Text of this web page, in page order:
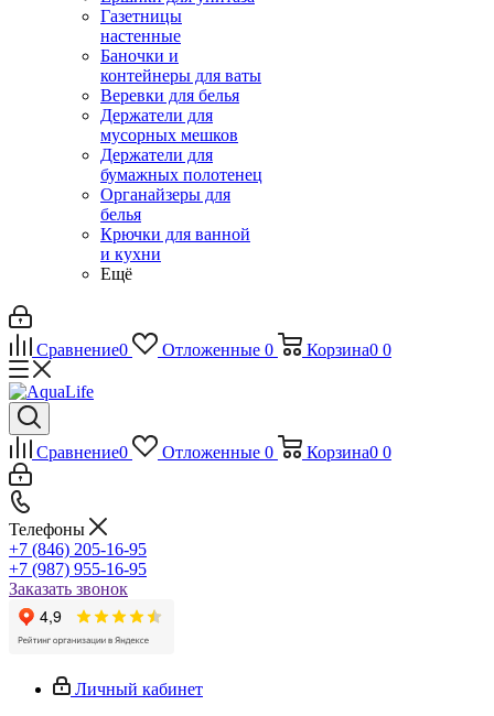
Газетницы
настенные
Баночки и
контейнеры для ваты
Веревки для белья
Держатели для
мусорных мешков
Держатели для
бумажных полотенец
Органайзеры для
белья
Крючки для ванной
и кухни
Ещё
Сравнение0 Отложенные 0 Корзина0 0
Сравнение0 Отложенные 0 Корзина0 0
Телефоны
+7 (846) 205-16-95
+7 (987) 955-16-95
Заказать звонок
Личный кабинет